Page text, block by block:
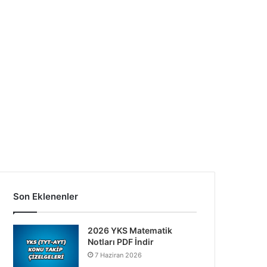
Son Eklenenler
2026 YKS Matematik
Notları PDF İndir
7 Haziran 2026